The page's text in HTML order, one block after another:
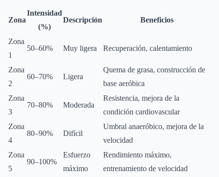
Zona
Intensidad
(%)
Descripción Beneficios
Zona
1
50–60% Muy ligera Recuperación, calentamiento
Zona
2
60–70% Ligera
Quema de grasa, construcción de
base aeróbica
Zona
3
70–80% Moderada
Resistencia, mejora de la
condición cardiovascular
Zona
4
80–90% Difícil
Umbral anaeróbico, mejora de la
velocidad
Zona
5
90–100%
Esfuerzo
máximo
Rendimiento máximo,
entrenamiento de velocidad